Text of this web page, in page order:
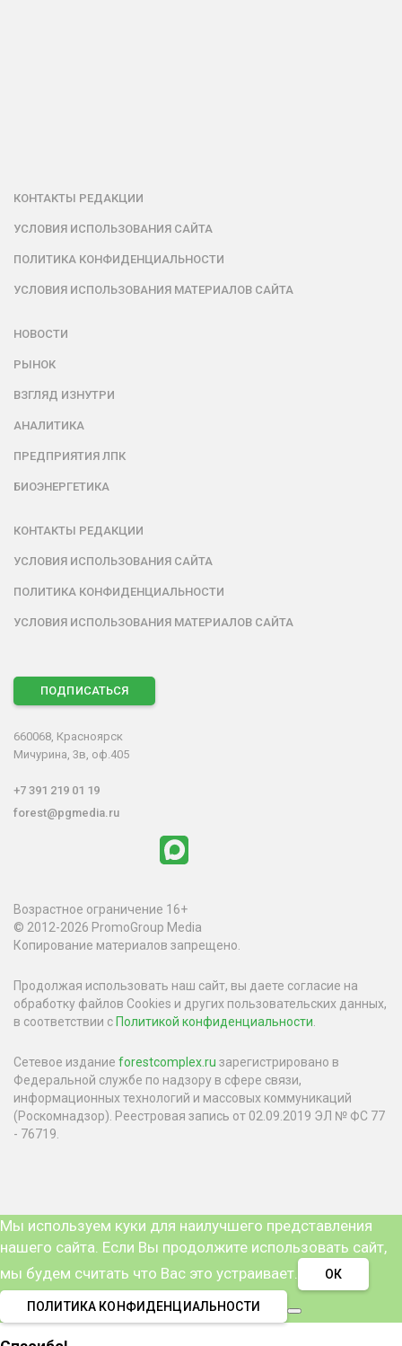
КОНТАКТЫ РЕДАКЦИИ
УСЛОВИЯ ИСПОЛЬЗОВАНИЯ САЙТА
ПОЛИТИКА КОНФИДЕНЦИАЛЬНОСТИ
УСЛОВИЯ ИСПОЛЬЗОВАНИЯ МАТЕРИАЛОВ САЙТА
НОВОСТИ
РЫНОК
ВЗГЛЯД ИЗНУТРИ
АНАЛИТИКА
ПРЕДПРИЯТИЯ ЛПК
БИОЭНЕРГЕТИКА
КОНТАКТЫ РЕДАКЦИИ
УСЛОВИЯ ИСПОЛЬЗОВАНИЯ САЙТА
ПОЛИТИКА КОНФИДЕНЦИАЛЬНОСТИ
УСЛОВИЯ ИСПОЛЬЗОВАНИЯ МАТЕРИАЛОВ САЙТА
ПОДПИСАТЬСЯ
660068, Красноярск
Мичурина, 3в, оф.405
+7 391 219 01 19
forest@pgmedia.ru
Возрастное ограничение 16+
© 2012-2026 PromoGroup Media
Копирование материалов запрещено.
Продолжая использовать наш сайт, вы даете согласие на
обработку файлов Cookies и других пользовательских данных,
в соответствии с Политикой конфиденциальности
Сетевое издание forestcomplex.ru зарегистрировано в
Федеральной службе по надзору в сфере связи,
информационных технологий и массовых коммуникаций
(Роскомнадзор). Реестровая запись от 02.09.2019 ЭЛ № ФС 77
- 76719.
Мы используем куки для наилучшего представления
нашего сайта. Если Вы продолжите использовать сайт,
мы будем считать что Вас это устраивает.
ОК
ПОЛИТИКА КОНФИДЕНЦИАЛЬНОСТИ